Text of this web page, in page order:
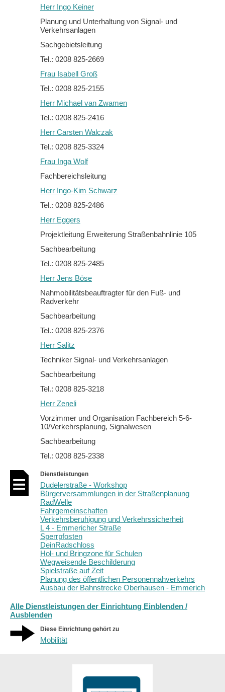
Herr Ingo Keiner
Planung und Unterhaltung von Signal- und
Verkehrsanlagen
Sachgebietsleitung
Tel.: 0208 825-2669
Frau Isabell Groß
Tel.: 0208 825-2155
Herr Michael van Zwamen
Tel.: 0208 825-2416
Herr Carsten Walczak
Tel.: 0208 825-3324
Frau Inga Wolf
Fachbereichsleitung
Herr Ingo-Kim Schwarz
Tel.: 0208 825-2486
Herr Eggers
Projektleitung Erweiterung Straßenbahnlinie 105
Sachbearbeitung
Tel.: 0208 825-2485
Herr Jens Böse
Nahmobilitätsbeauftragter für den Fuß- und
Radverkehr
Sachbearbeitung
Tel.: 0208 825-2376
Herr Salitz
Techniker Signal- und Verkehrsanlagen
Sachbearbeitung
Tel.: 0208 825-3218
Herr Zeneli
Vorzimmer und Organisation Fachbereich 5-6-
10/Verkehrsplanung, Signalwesen
Sachbearbeitung
Tel.: 0208 825-2338
Dienstleistungen
Dudelerstraße - Workshop
Bürgerversammlungen in der Straßenplanung
RadWelle
Fahrgemeinschaften
Verkehrsberuhigung und Verkehrssicherheit
L 4 - Emmericher Straße
Sperrpfosten
DeinRadschloss
Hol- und Bringzone für Schulen
Wegweisende Beschilderung
Spielstraße auf Zeit
Planung des öffentlichen Personennahverkehrs
Ausbau der Bahnstrecke Oberhausen - Emmerich
Alle Dienstleistungen der Einrichtung Einblenden /
Ausblenden
Diese Einrichtung gehört zu
Mobilität